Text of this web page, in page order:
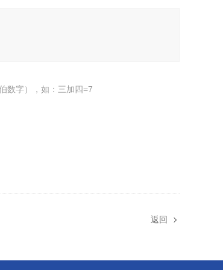
数字），如：三加四=7
返回